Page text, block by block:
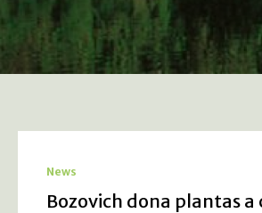
News
Bozovich dona plantas a